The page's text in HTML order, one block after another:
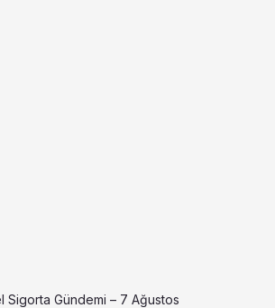
Sigorta Gündemi – 7 Ağustos